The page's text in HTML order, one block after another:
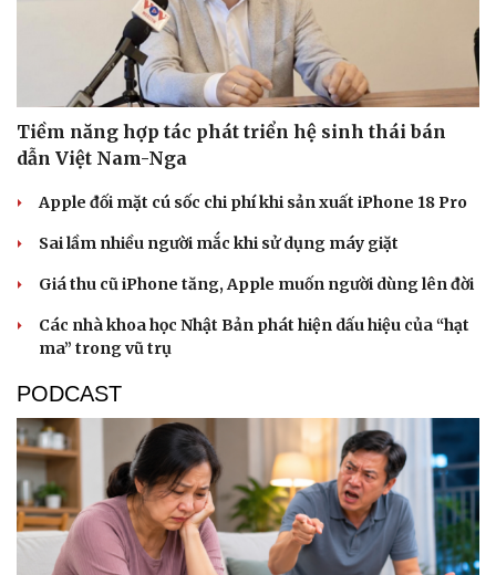
Sức khỏe
Dinh dưỡng - món ngon
Cây thuốc
Sản phụ khoa
Nhi khoa
Nam khoa
Đời sống
Nhà đẹp
Blog
Tình yêu - Gia đình
Tiềm năng hợp tác phát triển hệ sinh thái bán
dẫn Việt Nam-Nga
Apple đối mặt cú sốc chi phí khi sản xuất iPhone 18 Pro
Sai lầm nhiều người mắc khi sử dụng máy giặt
Giá thu cũ iPhone tăng, Apple muốn người dùng lên đời
Các nhà khoa học Nhật Bản phát hiện dấu hiệu của “hạt
ma” trong vũ trụ
PODCAST